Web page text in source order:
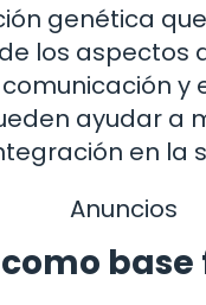
genética
los
y
ayudar a
en la
Anuncios